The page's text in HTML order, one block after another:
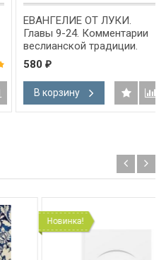
ЕВАНГЕЛИЕ ОТ ЛУКИ.
Главы 9-24. Комментарии
веслианской традиции.
Дэвид Нил
580 ₽
В корзину
Новинка!